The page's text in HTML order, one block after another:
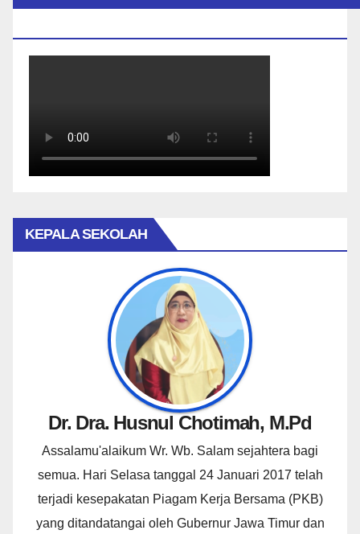
KEPALA SEKOLAH
Dr. Dra. Husnul Chotimah, M.Pd
Assalamu'alaikum Wr. Wb. Salam sejahtera bagi
semua. Hari Selasa tanggal 24 Januari 2017 telah
terjadi kesepakatan Piagam Kerja Bersama (PKB)
yang ditandatangai oleh Gubernur Jawa Timur dan